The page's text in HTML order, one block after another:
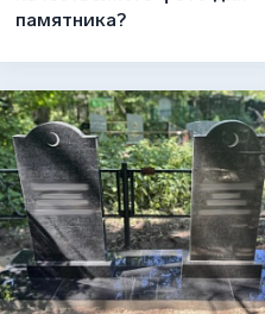
памятника?